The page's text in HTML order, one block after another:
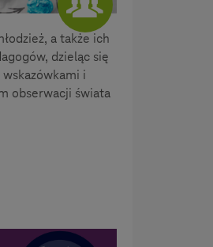
a także ich
dzieląc się
i
obserwacji świata